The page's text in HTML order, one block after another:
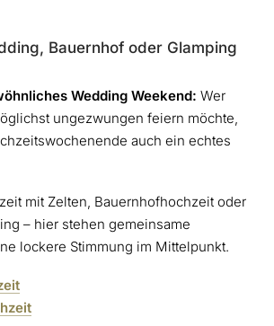
Bauernhof oder Glamping
Wedding Weekend: Wer
ungezwungen feiern möchte,
auch ein echtes
mit Zelten, Bauernhofhochzeit oder
– hier stehen gemeinsame
lockere Stimmung im Mittelpunkt.